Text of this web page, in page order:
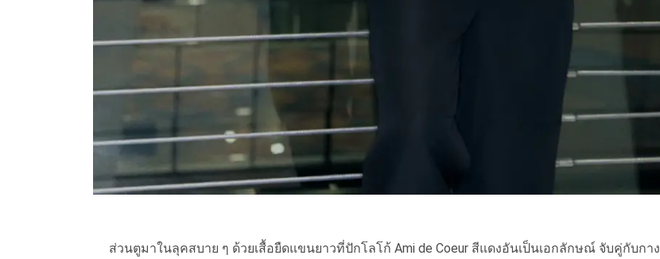
ส่วนตูมาในลุคสบาย ๆ ด้วยเสื้อยืดแขนยาวที่ปักโลโก้ Ami de Coeur สีแดงอันเป็นเอกลักษณ์ จับคู่กับกาง